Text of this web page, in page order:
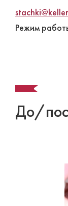
Режим
До/